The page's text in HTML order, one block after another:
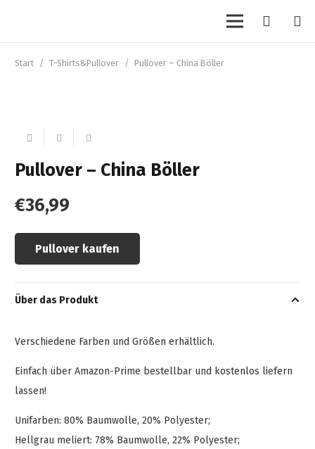
Start / T-Shirts&Pullover / Pullover – China Böller
Pullover – China Böller
€36,99
Pullover kaufen
Über das Produkt
Verschiedene Farben und Größen erhältlich.
Einfach über Amazon-Prime bestellbar und kostenlos liefern
lassen!
Unifarben: 80% Baumwolle, 20% Polyester;
Hellgrau meliert: 78% Baumwolle, 22% Polyester;